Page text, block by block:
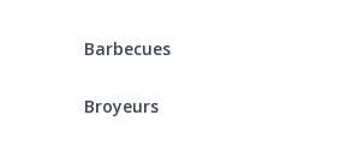
Barbecues
Broyeurs